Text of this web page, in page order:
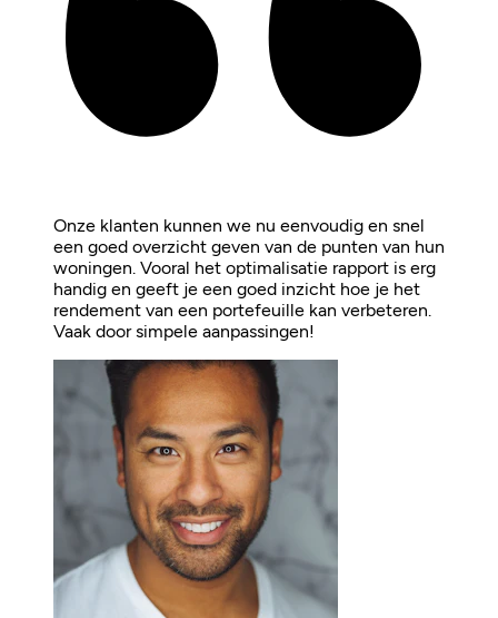
Onze klanten kunnen we nu eenvoudig en snel
een goed overzicht geven van de punten van hun
woningen. Vooral het optimalisatie rapport is erg
handig en geeft je een goed inzicht hoe je het
rendement van een portefeuille kan verbeteren.
Vaak door simpele aanpassingen!